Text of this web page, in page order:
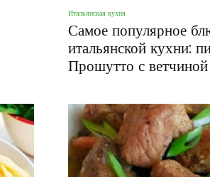
Итальянская кухня
Самое популярное
итальянской кухни:
Прошутто с ветчиной